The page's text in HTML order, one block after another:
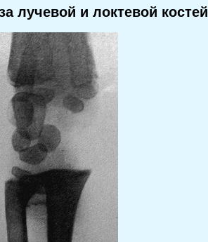
лучевой и локтевой костей